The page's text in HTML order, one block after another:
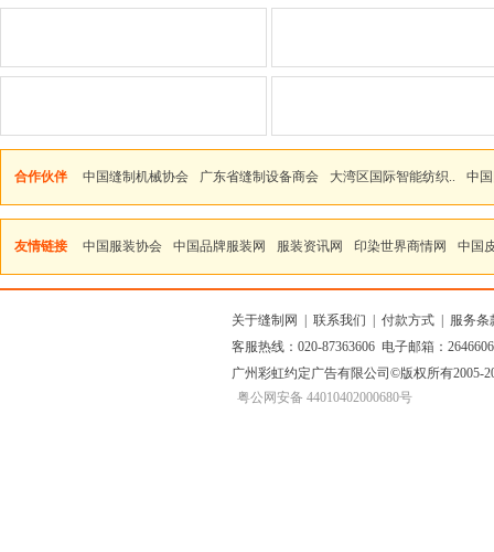
合作伙伴 中国缝制机械协会 广东省缝制设备商会 大湾区国际智能纺织.. 中
友情链接 中国服装协会 中国品牌服装网 服装资讯网 印染世界商情网 中国
关于缝制网 联系我们 付款方式
服务条
客服热线：020-87363606 电子邮箱：
广州彩虹约定广告有限公司 ©版权所有2005-
粤公网安备 44010402000680号